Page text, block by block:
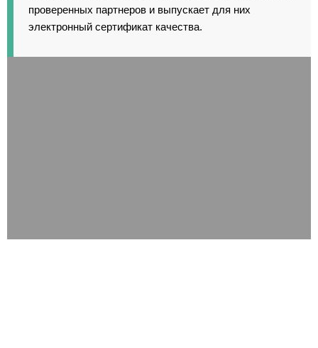
проверенных партнеров и выпускает для них
электронный сертификат качества.